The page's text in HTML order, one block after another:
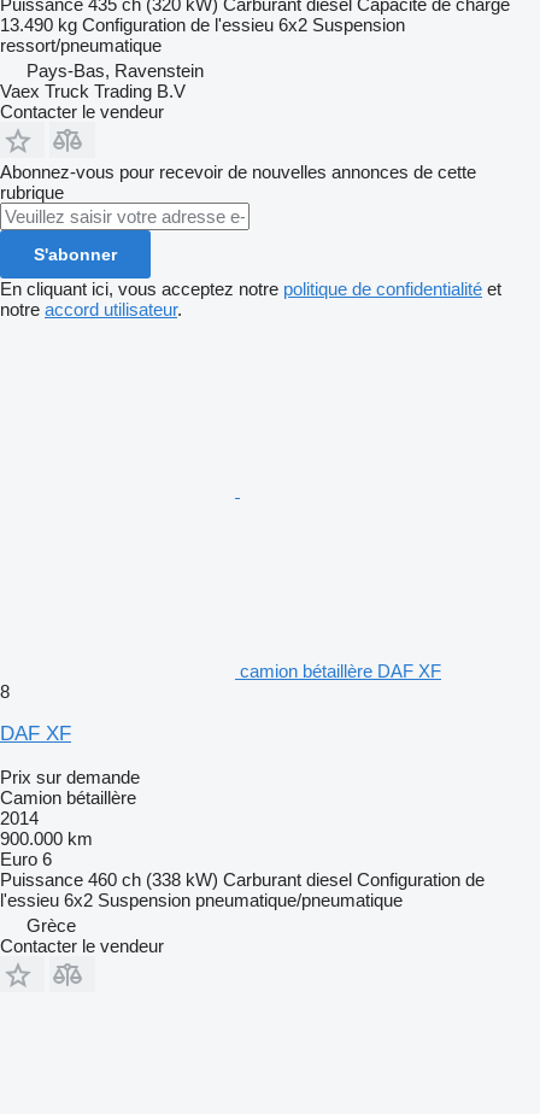
Puissance 435 ch (320 kW) Carburant diesel Capacité de charge
13.490 kg Configuration de l'essieu 6x2 Suspension
ressort/pneumatique
Pays-Bas, Ravenstein
Vaex Truck Trading B.V
Contacter le vendeur
Abonnez-vous pour recevoir de nouvelles annonces de cette
rubrique
S'abonner
En cliquant ici, vous acceptez notre politique de confidentialité et
notre accord utilisateur.
camion bétaillère DAF XF
8
DAF XF
Prix sur demande
Camion bétaillère
2014
900.000 km
Euro 6
Puissance 460 ch (338 kW) Carburant diesel Configuration de
l'essieu 6x2 Suspension pneumatique/pneumatique
Grèce
Contacter le vendeur